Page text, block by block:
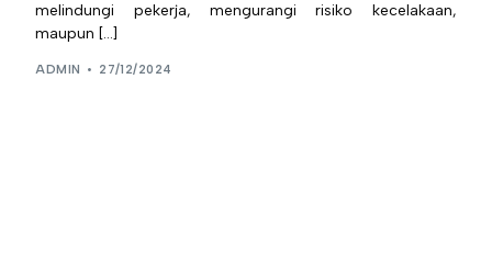
melindungi pekerja, mengurangi risiko kecelakaan,
maupun […]
ADMIN 27/12/2024